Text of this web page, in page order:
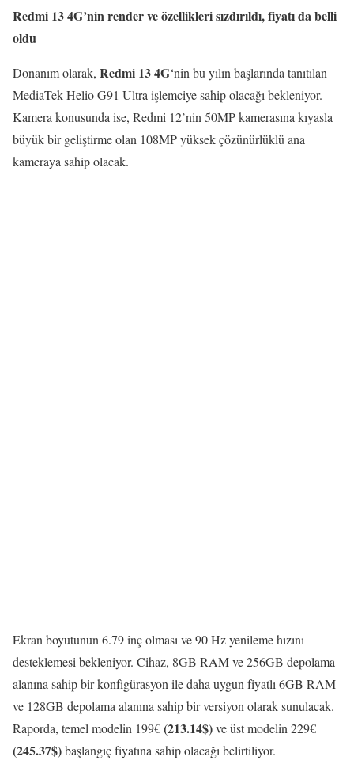
Redmi 13 4G’nin render ve özellikleri sızdırıldı, fiyatı da belli
oldu
Donanım olarak, Redmi 13 4G‘nin bu yılın başlarında tanıtılan
MediaTek Helio G91 Ultra işlemciye sahip olacağı bekleniyor.
Kamera konusunda ise, Redmi 12’nin 50MP kamerasına kıyasla
büyük bir geliştirme olan 108MP yüksek çözünürlüklü ana
kameraya sahip olacak.
Ekran boyutunun 6.79 inç olması ve 90 Hz yenileme hızını
desteklemesi bekleniyor. Cihaz, 8GB RAM ve 256GB depolama
alanına sahip bir konfigürasyon ile daha uygun fiyatlı 6GB RAM
ve 128GB depolama alanına sahip bir versiyon olarak sunulacak.
Raporda, temel modelin 199€(213.14$)ve üst modelin 229€
(245.37$)başlangıç fiyatına sahip olacağı belirtiliyor.